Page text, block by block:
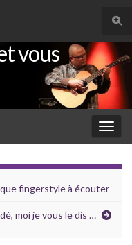
vous
fingerstyle à écouter
moi je vous le dis …